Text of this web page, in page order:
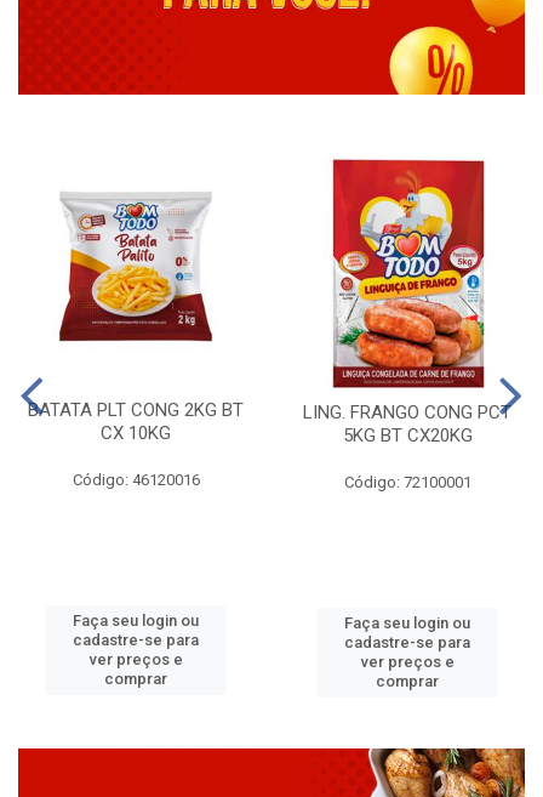
BATATA PLT CONG 2KG BT
CX 10KG
Código: 46120016
Faça seu login ou
cadastre-se para
ver preços e
comprar
LING. FRANGO CONG PCT
5KG BT CX20KG
Código: 72100001
Faça seu login ou
cadastre-se para
ver preços e
comprar